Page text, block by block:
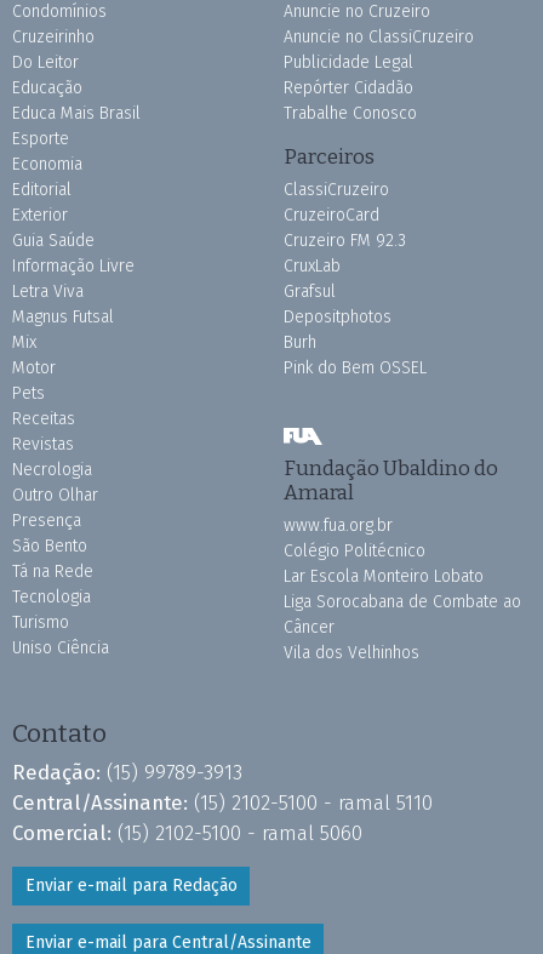
Condomínios
Cruzeirinho
Do Leitor
Educação
Educa Mais Brasil
Esporte
Economia
Editorial
Exterior
Guia Saúde
Informação Livre
Letra Viva
Magnus Futsal
Mix
Motor
Pets
Receitas
Revistas
Necrologia
Outro Olhar
Presença
São Bento
Tá na Rede
Tecnologia
Turismo
Uniso Ciência
Anuncie no Cruzeiro
Anuncie no ClassiCruzeiro
Publicidade Legal
Repórter Cidadão
Trabalhe Conosco
Parceiros
ClassiCruzeiro
CruzeiroCard
Cruzeiro FM 92.3
CruxLab
Grafsul
Depositphotos
Burh
Pink do Bem OSSEL
Fundação Ubaldino do
Amaral
www.fua.org.br
Colégio Politécnico
Lar Escola Monteiro Lobato
Liga Sorocabana de Combate ao
Câncer
Vila dos Velhinhos
Contato
Redação: (15) 99789-3913
Central/Assinante: (15) 2102-5100 - ramal 5110
Comercial: (15) 2102-5100 - ramal 5060
Enviar e-mail para Redação
Enviar e-mail para Central/Assinante